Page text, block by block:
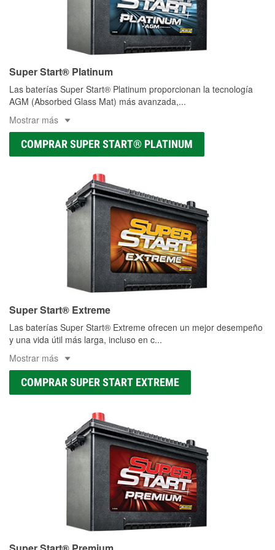
Super Start® Platinum
Las baterías Super Start® Platinum proporcionan la tecnología
AGM (Absorbed Glass Mat) más avanzada,...
Mostrar más
COMPRAR SUPER START® PLATINUM
Super Start® Extreme
Las baterías Super Start® Extreme ofrecen un mejor desempeño
y una vida útil más larga, incluso en c...
Mostrar más
COMPRAR SUPER START EXTREME